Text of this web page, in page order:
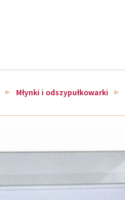
Młynki i odszypułkowarki